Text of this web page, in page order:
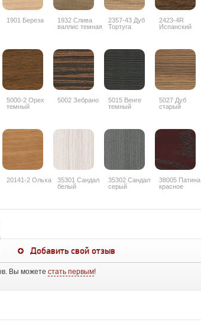
1901 Береза
1932 Слива
валлис темная
2357-43 Дуб
Тортуга
2423-4R
Испанский
5000-2 Орех
темный
5002 Зебрано
5015 Венге
темный
5027 Дуб
старый
20141-2 Ольха
35301 Сандал
белый
35302 Сандал
серый
38005 Патина
красное
Добавить свой отзыв
Вы можете стать первым!